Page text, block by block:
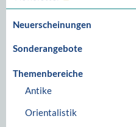
Neuerscheinungen
Sonderangebote
Themenbereiche
Antike
Orientalistik